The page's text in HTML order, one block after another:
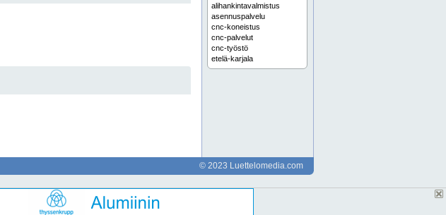
alihankintavalmistus
asennuspalvelu
cnc-koneistus
cnc-palvelut
cnc-työstö
etelä-karjala
etelä-suomi
häme
itä-suomi
© 2023 Luettelomedia.com